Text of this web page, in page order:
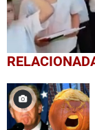
0
seconds
1
minute,
56
seconds